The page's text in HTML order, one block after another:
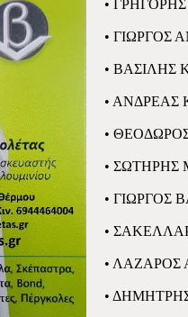
•
• ΓΙΩΡΓΟΣ
• ΒΑΣΙΛΗΣ
• ΑΝΔΡΕΑΣ
•
•
• ΓΙΩΡΓΟΣ
•
• ΛΑΖΑΡΟΣ
• ΔΗΜΗΤΡΗΣ